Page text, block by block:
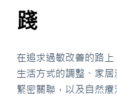
踐
在追求過敏改善的路
生活方式的調整、家
緊密關聯，以及自然